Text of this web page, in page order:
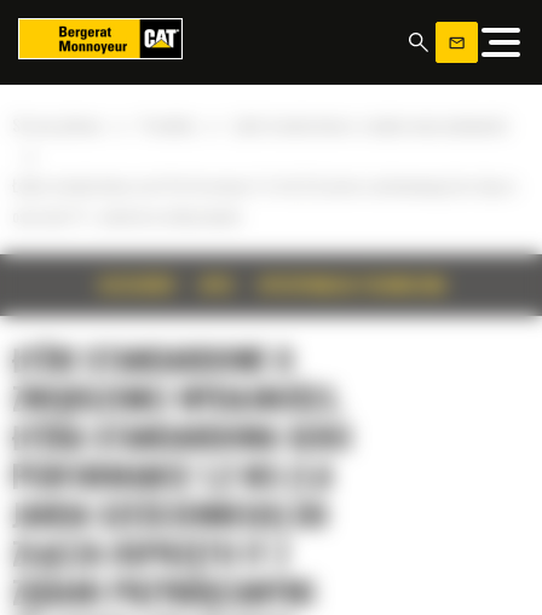
ŁYŻKI STANDARDOWE O
ZWIĘKSZONEJ WYDAJNOŚCI,
ŁYŻKA STANDARDOWA SERII
PERFORMANCE 1,2 M3 (1,6
JARDA SZEŚCIENNEGO) DO
ZŁĄCZA OSPRZĘTU IT Z
ZĘBAMI PRZYKRĘCANYMI
Panel zarządzania plikami cookies